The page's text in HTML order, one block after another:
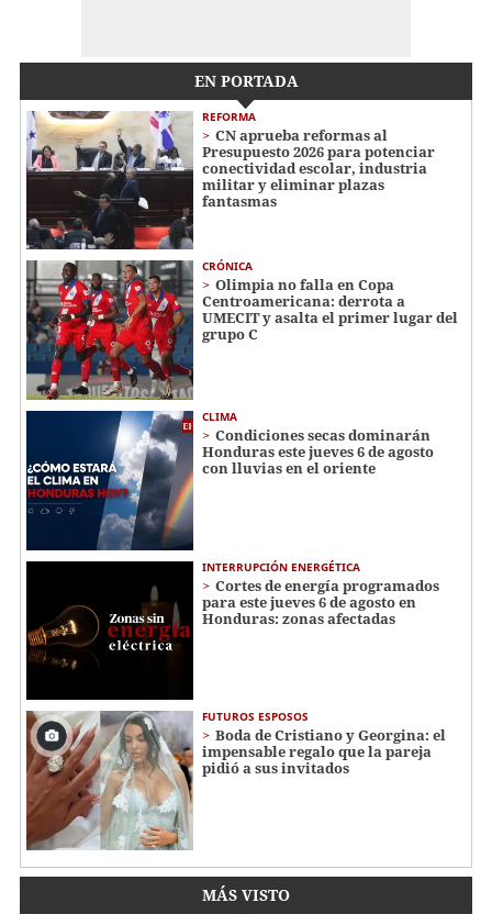
EN PORTADA
REFORMA
CN aprueba reformas al
Presupuesto 2026 para potenciar
conectividad escolar, industria
militar y eliminar plazas
fantasmas
CRÓNICA
Olimpia no falla en Copa
Centroamericana: derrota a
UMECIT y asalta el primer lugar del
grupo C
CLIMA
Condiciones secas dominarán
Honduras este jueves 6 de agosto
con lluvias en el oriente
INTERRUPCIÓN ENERGÉTICA
Cortes de energía programados
para este jueves 6 de agosto en
Honduras: zonas afectadas
FUTUROS ESPOSOS
Boda de Cristiano y Georgina: el
impensable regalo que la pareja
pidió a sus invitados
MÁS VISTO